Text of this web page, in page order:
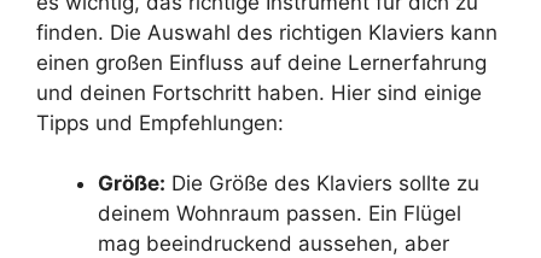
finden. Die Auswahl des richtigen Klaviers kann
einen großen Einfluss auf deine Lernerfahrung
und deinen Fortschritt haben. Hier sind einige
Tipps und Empfehlungen:
Größe: Die Größe des Klaviers sollte zu
deinem Wohnraum passen. Ein Flügel
mag beeindruckend aussehen, aber